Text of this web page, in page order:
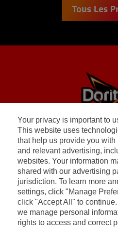
Your privacy is important to
This website uses
that help us provide you
and relevant advertising,
websites. Your information
shared with our advertising
jurisdiction. To learn more
settings, click "Manage
click "Accept All" to
we manage personal
rights to access and correct
Tous Les
POLITIQUE DE
CONDITIONS
NOUS